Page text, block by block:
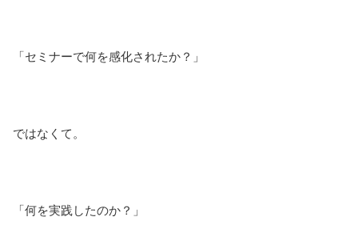
「セミナーで何を感化されたか？」
ではなくて。
「何を実践したのか？」